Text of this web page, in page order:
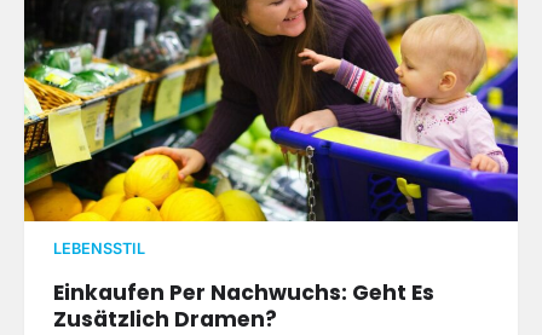
LEBENSSTIL
Einkaufen Per Nachwuchs: Geht Es
Zusätzlich Dramen?